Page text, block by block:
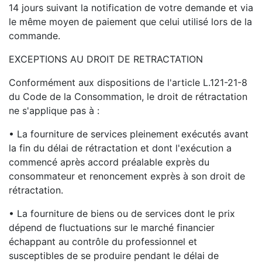
14 jours suivant la notification de votre demande et via
le même moyen de paiement que celui utilisé lors de la
commande.
EXCEPTIONS AU DROIT DE RETRACTATION
Conformément aux dispositions de l'article L.121-21-8
du Code de la Consommation, le droit de rétractation
ne s'applique pas à :
• La fourniture de services pleinement exécutés avant
la fin du délai de rétractation et dont l'exécution a
commencé après accord préalable exprès du
consommateur et renoncement exprès à son droit de
rétractation.
• La fourniture de biens ou de services dont le prix
dépend de fluctuations sur le marché financier
échappant au contrôle du professionnel et
susceptibles de se produire pendant le délai de